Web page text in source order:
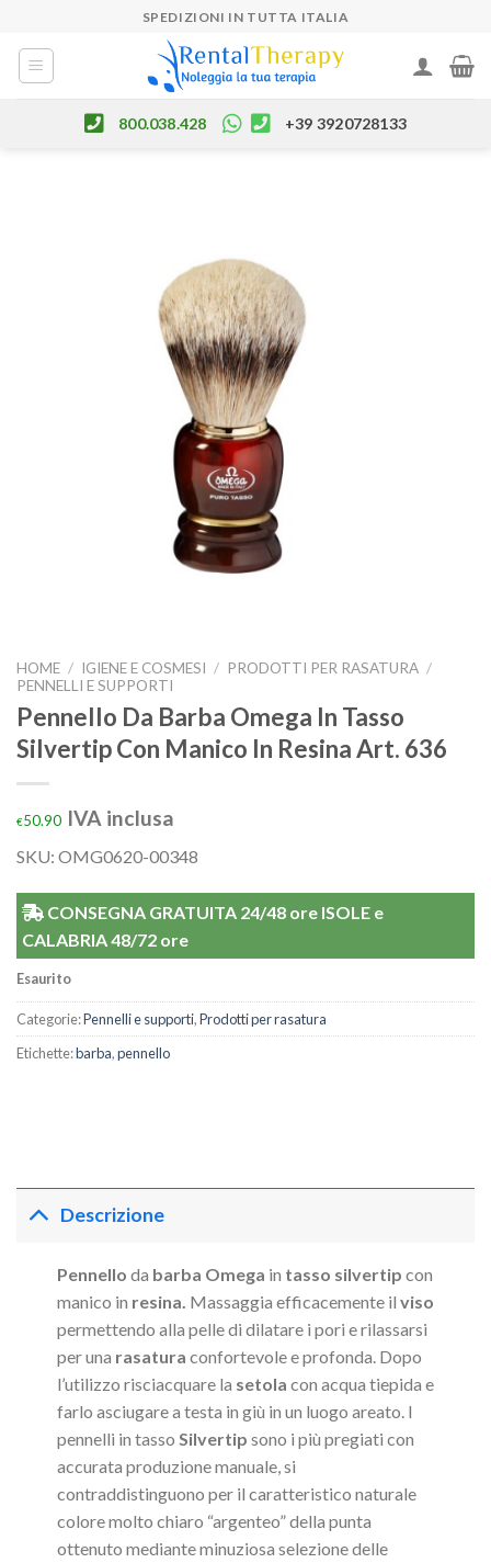
content
SPEDIZIONI IN TUTTA ITALIA
800.038.428 +39 3920728133
HOME / IGIENE E COSMESI / PRODOTTI PER RASATURA /
PENNELLI E SUPPORTI
Pennello Da Barba Omega In Tasso
Silvertip Con Manico In Resina Art. 636
€50.90 IVA inclusa
SKU: OMG0620-00348
CONSEGNA GRATUITA 24/48 ore ISOLE e
CALABRIA 48/72 ore
Esaurito
Categorie:Pennelli e supporti,Prodotti per rasatura
Etichette:barba,pennello
Descrizione
Pennello da barba Omega in tasso silvertip con
manico in resina. Massaggia efficacemente il viso
permettendo alla pelle di dilatare i pori e rilassarsi
per una rasatura confortevole e profonda. Dopo
l’utilizzo risciacquare la setola con acqua tiepida e
farlo asciugare a testa in giù in un luogo areato. I
pennelli in tasso Silvertip sono i più pregiati con
accurata produzione manuale, si
contraddistinguono per il caratteristico naturale
colore molto chiaro “argenteo” della punta
ottenuto mediante minuziosa selezione delle